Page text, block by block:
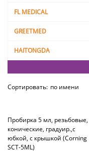
FL MEDICAL
GREETMED
HAITONGDA
Сортировать: по имени
Пробирка 5 мл, резьбовые,
конические, градуир.,с
юбкой, с крышкой (Corning
SCT-5ML)